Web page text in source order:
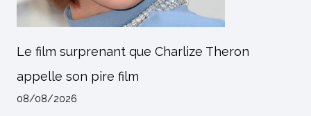
Le film surprenant que Charlize Theron
appelle son pire film
08/08/2026